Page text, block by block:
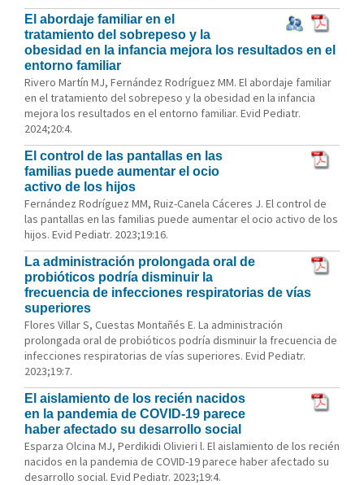
El abordaje familiar en el
tratamiento del sobrepeso y la
obesidad en la infancia mejora los resultados en el
entorno familiar
Rivero Martín MJ, Fernández Rodríguez MM. El abordaje familiar
en el tratamiento del sobrepeso y la obesidad en la infancia
mejora los resultados en el entorno familiar. Evid Pediatr.
2024;20:4.
El control de las pantallas en las
familias puede aumentar el ocio
activo de los hijos
Fernández Rodríguez MM, Ruiz-Canela Cáceres J. El control de
las pantallas en las familias puede aumentar el ocio activo de los
hijos. Evid Pediatr. 2023;19:16.
La administración prolongada oral de
probióticos podría disminuir la
frecuencia de infecciones respiratorias de vías
superiores
Flores Villar S, Cuestas Montañés E. La administración
prolongada oral de probióticos podría disminuir la frecuencia de
infecciones respiratorias de vías superiores. Evid Pediatr.
2023;19:7.
El aislamiento de los recién nacidos
en la pandemia de COVID-19 parece
haber afectado su desarrollo social
Esparza Olcina MJ, Perdikidi Olivieri l. El aislamiento de los recién
nacidos en la pandemia de COVID-19 parece haber afectado su
desarrollo social. Evid Pediatr. 2023;19:4.